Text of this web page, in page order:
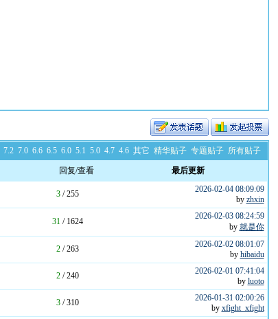
7.2 7.0 6.6 6.5 6.0 5.1 5.0 4.7 4.6 其它 精华贴子 专题贴子 所有贴子
回复/查看 最后更新
3 / 255
2026-02-04 08:09:09
by zhxin
31 / 1624
2026-02-03 08:24:59
by 就是你
2 / 263
2026-02-02 08:01:07
by hibaidu
2 / 240
2026-02-01 07:41:04
by luoto
3 / 310
2026-01-31 02:00:26
by xfight_xfight